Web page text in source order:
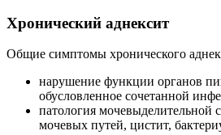
Хронический аднексит
Общие симптомы хронического
нарушение функции органов
обусловленное сочетанной
патология мочевыделительной
мочевых путей, цистит,